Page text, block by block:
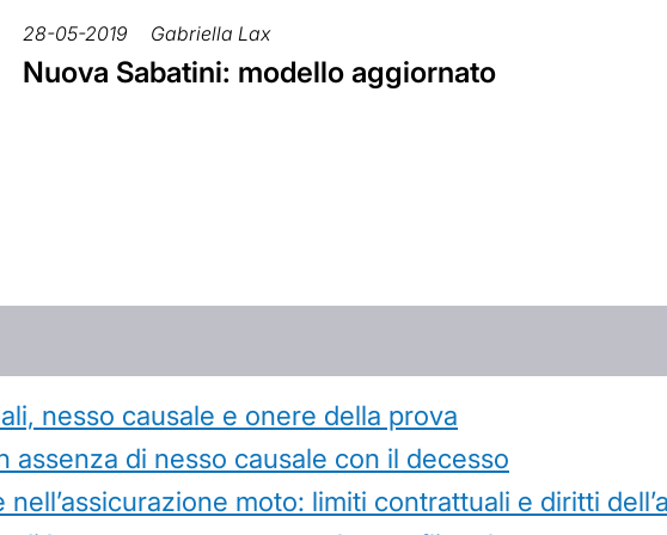
28-05-2019 Gabriella Lax
Nuova Sabatini: modello aggiornato
nesso causale e onere della prova
assenza di nesso causale con il decesso
nell’assicurazione moto: limiti contrattuali e diritti